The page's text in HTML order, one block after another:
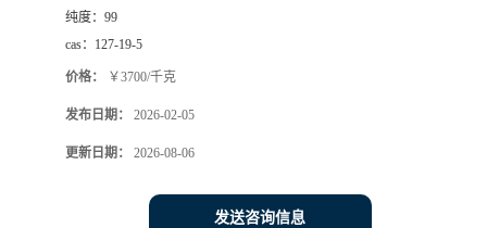
纯度： 99
cas： 127-19-5
价格： ￥3700/千克
发布日期： 2026-02-05
更新日期： 2026-08-06
发送咨询信息